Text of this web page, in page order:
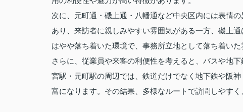
次に、元町通・磯上通・八幡通など中央区内には表情
あり、来訪者に親しみやすい雰囲気がある一方、磯上
はやや落ち着いた環境で、事務所立地として落ち着い
さらに、従業員や来客の利便性を考えると、バスや地
宮駅・元町駅の周辺では、鉄道だけでなく地下鉄や阪
富になります。その結果、多様なルートで訪問しやすく